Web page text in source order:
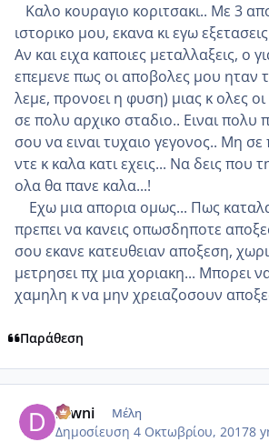
Καλο κουραγιο κοριτσακι.. Με 3
ιστορικο μου, εκανα κι εγω
Αν και ειχα καποιες μεταλλαξεις, ο
επεμενε πως οι αποβολες μου ηταν
λεμε, προνοει η φυση) μιας κ ολες
σε πολυ αρχικο σταδιο.. Ειναι πολυ
σου να ειναι τυχαιο γεγονος.. Μη σε
ντε κ καλα κατι εχεις... Να δεις που
ολα θα πανε καλα...!
Εχω μια απορια ομως... Πως
πρεπει να κανεις οπωσδηποτε
σου εκανε κατευθειαν αποξεση,
μετρησει πχ μια χοριακη... Μπορει
χαμηλη κ να μην χρειαζοσουν
Παράθεση
Diwni Μέλη
Δημοσίευση 4 Οκτωβρίου, 20178